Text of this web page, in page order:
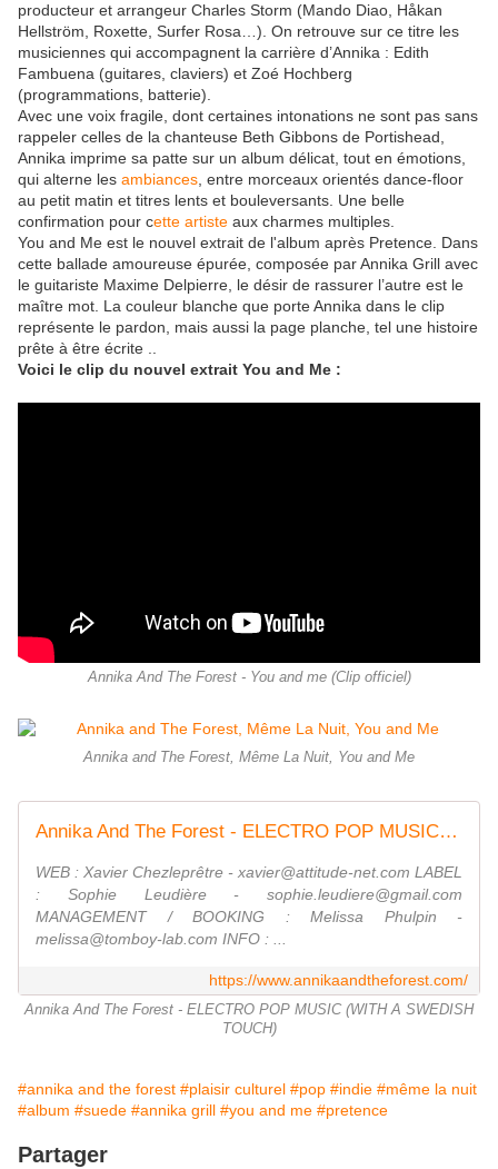
producteur et arrangeur Charles Storm (Mando Diao, Håkan
Hellström, Roxette, Surfer Rosa…). On retrouve sur ce titre les
musiciennes qui accompagnent la carrière d’Annika : Edith
Fambuena (guitares, claviers) et Zoé Hochberg
(programmations, batterie).
Avec une voix fragile, dont certaines intonations ne sont pas sans
rappeler celles de la chanteuse Beth Gibbons de Portishead,
Annika imprime sa patte sur un album délicat, tout en émotions,
qui alterne les ambiances , entre morceaux orientés dance-floor
au petit matin et titres lents et bouleversants. Une belle
confirmation pour cette artiste aux charmes multiples.
You and Me est le nouvel extrait de l'album après Pretence. Dans
cette ballade amoureuse épurée, composée par Annika Grill avec
le guitariste Maxime Delpierre, le désir de rassurer l’autre est le
maître mot. La couleur blanche que porte Annika dans le clip
représente le pardon, mais aussi la page planche, tel une histoire
prête à être écrite ..
Voici le clip du nouvel extrait You and Me :
Annika And The Forest - You and me (Clip officiel)
Annika and The Forest, Même La Nuit, You and Me
Annika And The Forest - ELECTRO POP MUSIC (WITH A SWEDISH TOUCH)
WEB : Xavier Chezleprêtre - xavier@attitude-net.com LABEL
: Sophie Leudière - sophie.leudiere@gmail.com
MANAGEMENT / BOOKING : Melissa Phulpin -
melissa@tomboy-lab.com INFO : ...
https://www.annikaandtheforest.com/
Annika And The Forest - ELECTRO POP MUSIC (WITH A SWEDISH
TOUCH)
#annika and the forest #plaisir culturel #pop #indie #même la nuit
#album #suede #annika grill #you and me #pretence
Partager